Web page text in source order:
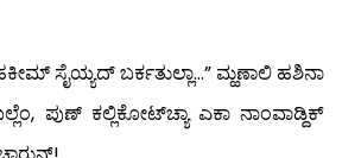
ಸೈಯ್ಯದ್ ಬರ್ಕತುಲ್ಲಾ…” ಮ್ಹಣಾಲಿ ಹಶಿನಾ
ಪುಣ್ ಕಲ್ಲಿಕೋಟ್‍ಚ್ಯಾ ಎಕಾ ನಾಂವಾಡ್ದಿಕ್